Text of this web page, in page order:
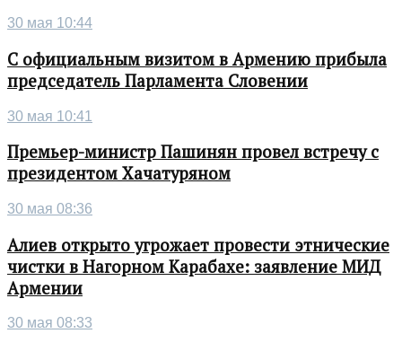
30 мая 10:44
С официальным визитом в Армению прибыла
председатель Парламента Словении
30 мая 10:41
Премьер-министр Пашинян провел встречу с
президентом Хачатуряном
30 мая 08:36
Алиев открыто угрожает провести этнические
чистки в Нагорном Карабахе: заявление МИД
Армении
30 мая 08:33